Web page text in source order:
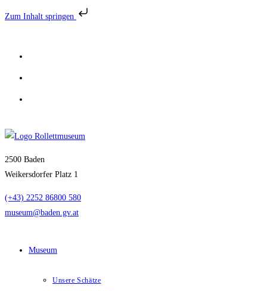
Zum Inhalt springen
springen
2500 Baden
Weikersdorfer Platz 1
(+43) 2252 86800 580
museum@baden.gv.at
Museum
Unsere Schätze